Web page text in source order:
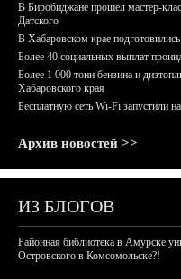
В Биробиджане прошел мастер-
Датского
В Хабаровском крае
Более 40 социальных выплат
Более 1 000 тонн бензина и
Хабаровского края
Бесплатную сеть Wi-Fi запустили
Архив новостей >>
ИЗ БЛОГОВ
Районная библиотека в Амурске
Островского в Комсомольске?!